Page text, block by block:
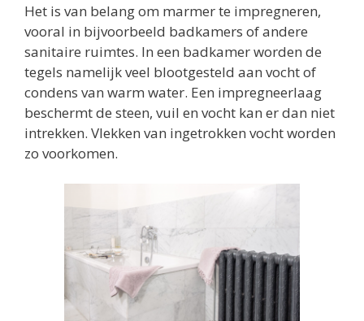
Het is van belang om marmer te impregneren,
vooral in bijvoorbeeld badkamers of andere
sanitaire ruimtes. In een badkamer worden de
tegels namelijk veel blootgesteld aan vocht of
condens van warm water. Een impregneerlaag
beschermt de steen, vuil en vocht kan er dan niet
intrekken. Vlekken van ingetrokken vocht worden
zo voorkomen.